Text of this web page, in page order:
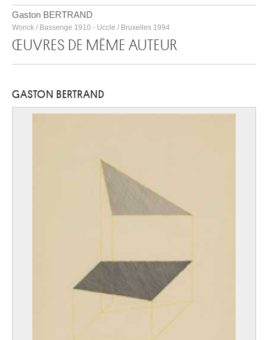
Gaston BERTRAND
Wonck / Bassenge 1910 - Uccle / Bruxelles 1994
ŒUVRES DE MÊME AUTEUR
GASTON BERTRAND